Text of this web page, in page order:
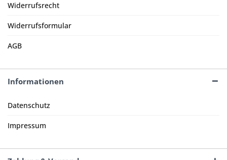
Widerrufsrecht
Widerrufsformular
AGB
Informationen
Datenschutz
Impressum